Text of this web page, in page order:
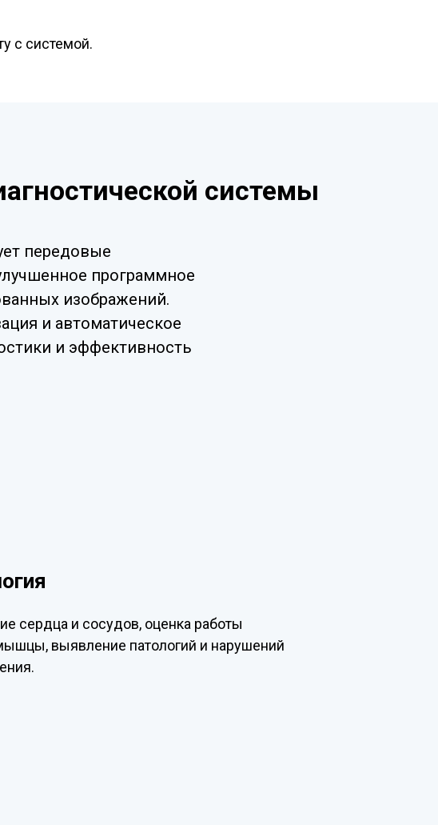
с системой.
системы
передовые
программное
изображений.
и автоматическое
и эффективность
сердца и сосудов, оценка работы
выявление патологий и нарушений